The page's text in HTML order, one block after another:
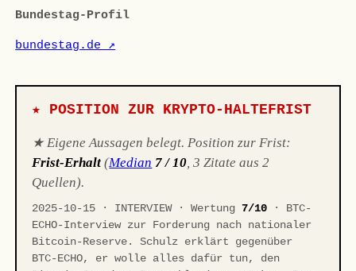
Bundestag-Profil
bundestag.de ↗
★ POSITION ZUR KRYPTO-HALTEFRIST
★ Eigene Aussagen belegt. Position zur Frist:
Frist-Erhalt (Median 7 / 10, 3 Zitate aus 2
Quellen).
2025-10-15 · INTERVIEW · Wertung7/10 · BTC-
ECHO-Interview zur Forderung nach nationaler
Bitcoin-Reserve. Schulz erklärt gegenüber
BTC-ECHO, er wolle alles dafür tun, den